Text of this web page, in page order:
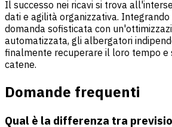
Il successo nei ricavi si trova
dati e agilità organizzativa.
domanda sofisticata con
automatizzata, gli albergatori
finalmente recuperare il loro tempo e
catene.
Domande frequenti
Qual è la differenza tra